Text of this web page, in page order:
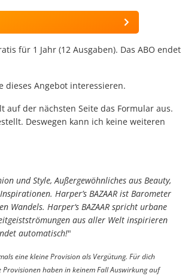
für 1 Jahr (12 Ausgaben). Das ABO endet
Angebot interessieren.
der nächsten Seite das Formular aus.
Deswegen kann ich keine weiteren
und Style, Außergewöhnliches aus Beauty,
Harper’s BAZAAR ist Barometer
Wandels. Harper‘s BAZAAR spricht urbane
aus aller Welt inspirieren
automatisch!"
eine kleine Provision als Vergütung. Für dich
haben in keinem Fall Auswirkung auf